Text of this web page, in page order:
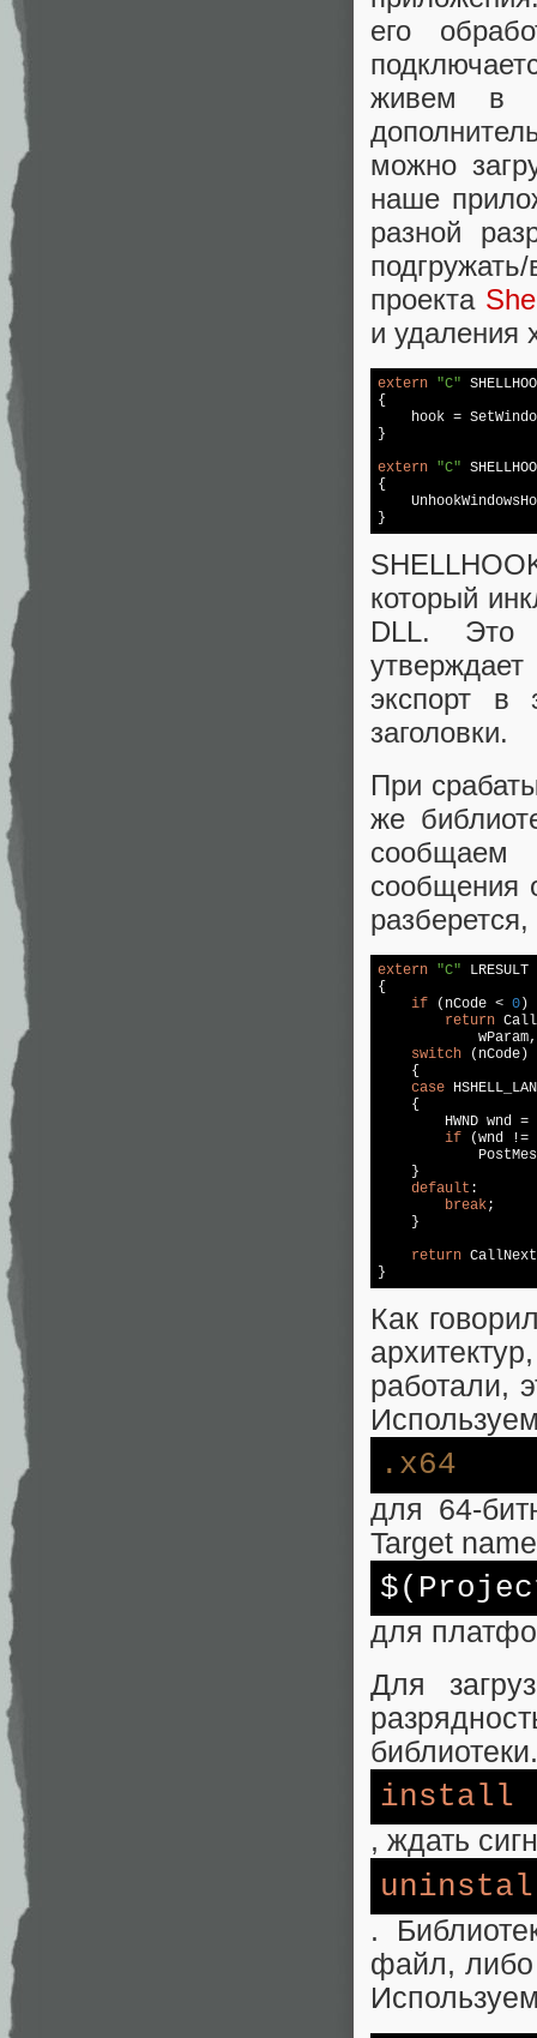
его
живем в
можно
наше
разной
проекта
и удаления
extern "C"
{
hook =
}
extern "C"
{
}
который
DLL.
экспорт в
заголовки.
При
же
сообщаем
сообщения
extern "C"
{
if (nCode < 0 )
return
switch (nCode)
    {
case
    {
HWND wnd =
if (wnd !=
    }
default :
break;
    }
return
}
Как
работали,
.x64
для 64-
Target
для
Для
install
, ждать
.
файл,